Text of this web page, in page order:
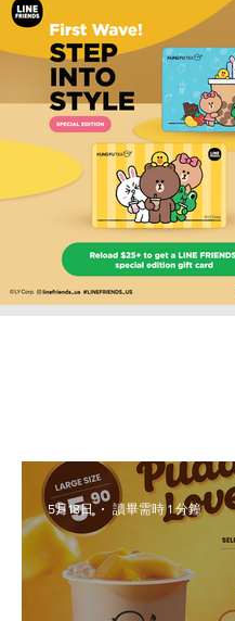
5月18日 讀畢需時 1 分鐘